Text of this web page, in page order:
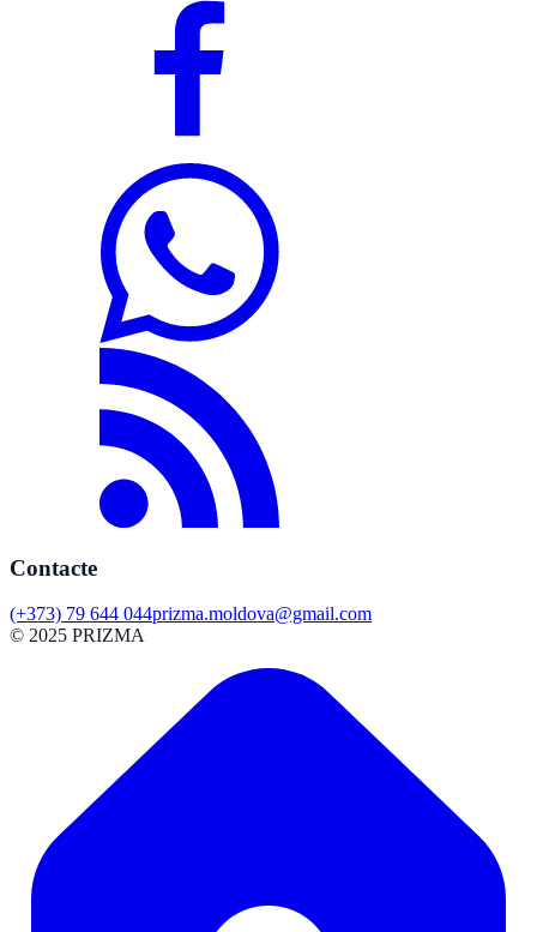
Contacte
(+373) 79 644 044prizma.moldova@gmail.com
© 2025 PRIZMA